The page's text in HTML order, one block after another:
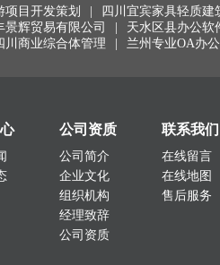
项目开发策划 四川宜宾家具轻质建
景辉贸易有限公司 天水区县办公软
川商业综合体管理 兰州专业OA办
公司资质
公司简介
企业文化
组织机构
经理致辞
公司资质
联系我们
在线留言
在线地图
售后服务